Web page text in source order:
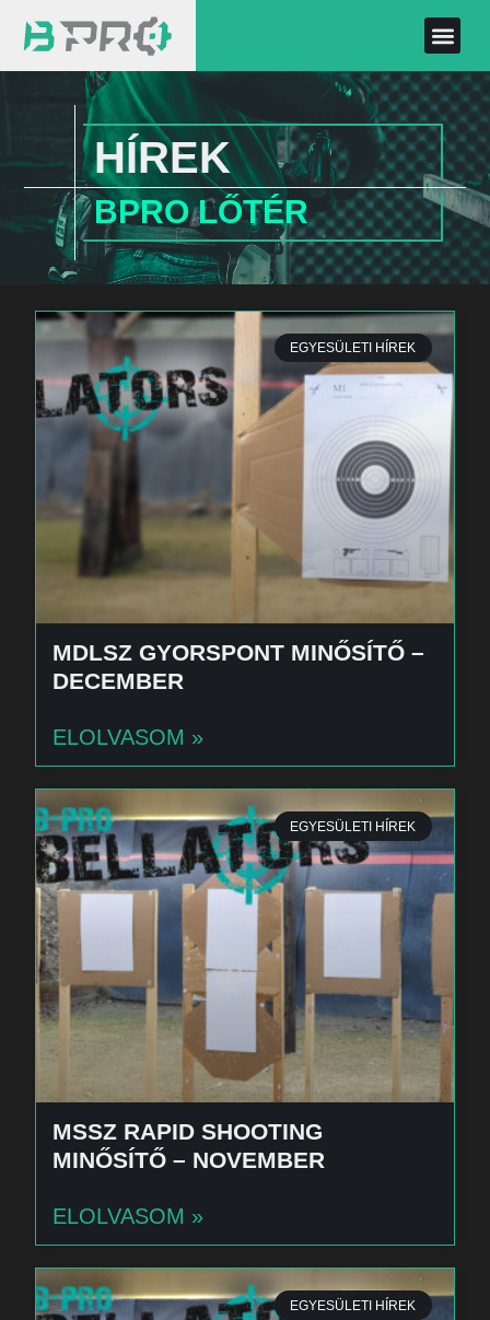
HÍREK
BPRO LŐTÉR
EGYESÜLETI HÍREK
MDLSZ GYORSPONT MINŐSÍTŐ –
DECEMBER
ELOLVASOM »
EGYESÜLETI HÍREK
MSSZ RAPID SHOOTING
MINŐSÍTŐ – NOVEMBER
ELOLVASOM »
EGYESÜLETI HÍREK